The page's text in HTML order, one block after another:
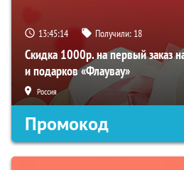
13:45:14 Получили: 18
Скидка 1000р. на первый заказ
и подарков «Флаувау»
Россия
Промокод